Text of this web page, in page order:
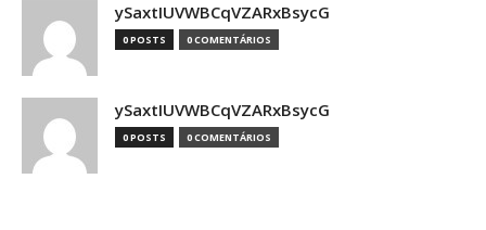
ySaxtIUVWBCqVZARxBsycG
0 POSTS 0 COMENTÁRIOS
ySaxtIUVWBCqVZARxBsycG
0 POSTS 0 COMENTÁRIOS